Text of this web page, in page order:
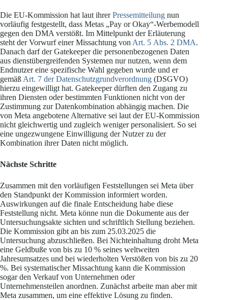
Die EU-Kommission hat laut ihrerPressemitteilung nun
vorläufig festgestellt, dass Metas „Pay or Okay“-Werbemodell
gegen den DMA verstößt. Im Mittelpunkt der Erläuterung
steht der Vorwurf einer Missachtung von Art. 5 Abs. 2 DMA.
Danach darf der Gatekeeper die personenbezogenen Daten
aus dienstübergreifenden Systemen nur nutzen, wenn dem
Endnutzer eine spezifische Wahl gegeben wurde und er
gemäß Art. 7 der Datenschutzgrundverordnung (DSGVO)
hierzu eingewilligt hat. Gatekeeper dürften den Zugang zu
ihren Diensten oder bestimmten Funktionen nicht von der
Zustimmung zur Datenkombination abhängig machen. Die
von Meta angebotene Alternative sei laut der EU-Kommission
nicht gleichwertig und zugleich weniger personalisiert. So sei
eine ungezwungene Einwilligung der Nutzer zu der
Kombination ihrer Daten nicht möglich.
Nächste Schritte
Zusammen mit den vorläufigen Feststellungen sei Meta über
den Standpunkt der Kommission informiert worden.
Auswirkungen auf die finale Entscheidung habe diese
Feststellung nicht. Meta könne nun die Dokumente aus der
Untersuchungsakte sichten und schriftlich Stellung beziehen.
Die Kommission gibt an bis zum 25.03.2025 die
Untersuchung abzuschließen. Bei Nichteinhaltung droht Meta
eine Geldbuße von bis zu 10 % seines weltweiten
Jahresumsatzes und bei wiederholten Verstößen von bis zu 20
%. Bei systematischer Missachtung kann die Kommission
sogar den Verkauf von Unternehmen oder
Unternehmensteilen anordnen. Zunächst arbeite man aber mit
Meta zusammen, um eine effektive Lösung zu finden.